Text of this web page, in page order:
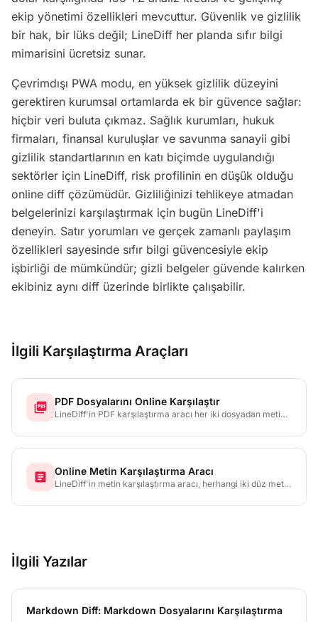
ekip yönetimi özellikleri mevcuttur. Güvenlik ve gizlilik
bir hak, bir lüks değil; LineDiff her planda sıfır bilgi
mimarisini ücretsiz sunar.
Çevrimdışı PWA modu, en yüksek gizlilik düzeyini
gerektiren kurumsal ortamlarda ek bir güvence sağlar:
hiçbir veri buluta çıkmaz. Sağlık kurumları, hukuk
firmaları, finansal kuruluşlar ve savunma sanayii gibi
gizlilik standartlarının en katı biçimde uygulandığı
sektörler için LineDiff, risk profilinin en düşük olduğu
online diff çözümüdür. Gizliliğinizi tehlikeye atmadan
belgelerinizi karşılaştırmak için bugün LineDiff'i
deneyin. Satır yorumları ve gerçek zamanlı paylaşım
özellikleri sayesinde sıfır bilgi güvencesiyle ekip
işbirliği de mümkündür; gizli belgeler güvende kalırken
ekibiniz aynı diff üzerinde birlikte çalışabilir.
İlgili Karşılaştırma Araçları
picture_as_pdf PDF Dosyalarını Online Karşılaştır
LineDiff'in PDF karşılaştırma aracı her iki dosyadan metin
kelime kelime, hatta karakter karakter vurgular.
article Online Metin Karşılaştırma Aracı
LineDiff'in metin karşılaştırma aracı, herhangi iki düz metin
ve karakter düzeyinde hassasiyetle vurgulanan her
İlgili Yazılar
Markdown Diff: Markdown Dosyalarını Karşılaştırma